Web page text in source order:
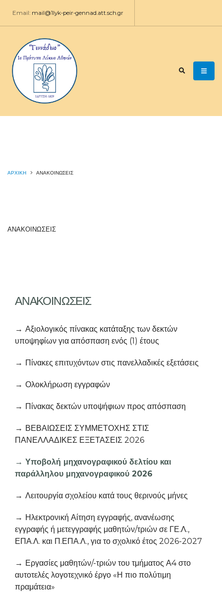
Email: mail@1lyk-peir-gennad.att.sch.gr
ΑΝΑΚΟΙΝΩΣΕΙΣ
ΑΡΧΙΚΉ ΑΝΑΚΟΙΝΩΣΕΙΣ
ΑΝΑΚΟΙΝΩΣΕΙΣ
Αξιολογικός πίνακας κατάταξης των δεκτών
υποψηφίων για απόσπαση ενός (1) έτους
Πίνακες επιτυχόντων στις πανελλαδικές εξετάσεις
Ολοκλήρωση εγγραφών
Πίνακας δεκτών υποψήφιων προς απόσπαση
ΒΕΒΑΙΩΣΕΙΣ ΣΥΜΜΕΤΟΧΗΣ ΣΤΙΣ
ΠΑΝΕΛΛΑΔΙΚΕΣ ΕΞΕΤΑΣΕΙΣ 2026
Υποβολή μηχανογραφικού δελτίου και
παράλληλου μηχανογραφικού 2026
Λειτουργία σχολείου κατά τους θερινούς μήνες
Ηλεκτρονική Αίτηση εγγραφής, ανανέωσης
εγγραφής ή μετεγγραφής μαθητών/τριών σε ΓΕ.Λ.,
ΕΠΑ.Λ. και Π.ΕΠΑ.Λ., για το σχολικό έτος 2026-2027
Εργασίες μαθητών/-τριών του τμήματος Α4 στο
αυτοτελές λογοτεχνικό έργο «Η πιο πολύτιμη
πραμάτεια»